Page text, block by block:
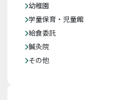
幼稚園
学童保育・児童館
給食委託
鍼灸院
その他